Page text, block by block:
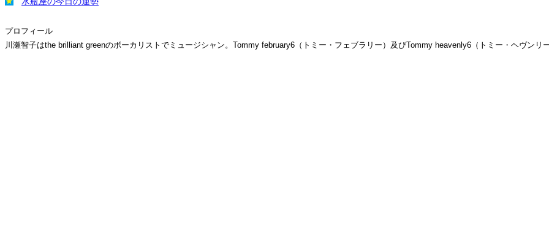
プロフィール
川瀬智子はthe brilliant greenのボーカリストでミュージシャン。Tommy february6（トミー・フェブラリー）及びTommy heavenly6（トミー・ヘヴンリ